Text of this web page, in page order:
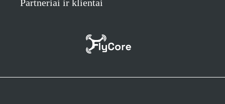
Partneriai ir klientai